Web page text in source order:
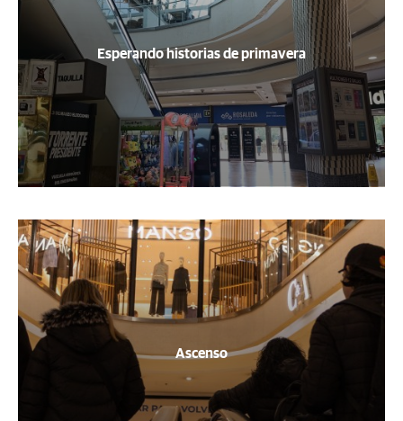
Esperando historias de primavera
Ascenso